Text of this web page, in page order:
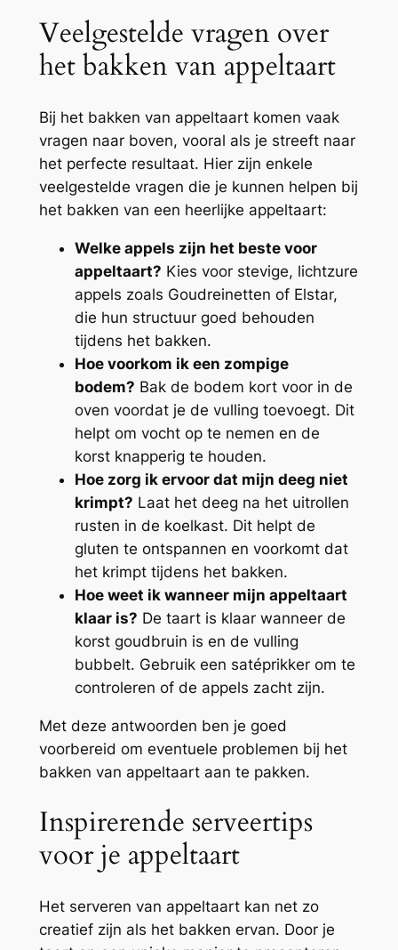
Veelgestelde vragen over
het bakken van appeltaart
Bij het bakken van appeltaart komen vaak
vragen naar boven, vooral als je streeft naar
het perfecte resultaat. Hier zijn enkele
veelgestelde vragen die je kunnen helpen bij
het bakken van een heerlijke appeltaart:
Welke appels zijn het beste voor
appeltaart? Kies voor stevige, lichtzure
appels zoals Goudreinetten of Elstar,
die hun structuur goed behouden
tijdens het bakken.
Hoe voorkom ik een zompige
bodem? Bak de bodem kort voor in de
oven voordat je de vulling toevoegt. Dit
helpt om vocht op te nemen en de
korst knapperig te houden.
Hoe zorg ik ervoor dat mijn deeg niet
krimpt? Laat het deeg na het uitrollen
rusten in de koelkast. Dit helpt de
gluten te ontspannen en voorkomt dat
het krimpt tijdens het bakken.
Hoe weet ik wanneer mijn appeltaart
klaar is? De taart is klaar wanneer de
korst goudbruin is en de vulling
bubbelt. Gebruik een satéprikker om te
controleren of de appels zacht zijn.
Met deze antwoorden ben je goed
voorbereid om eventuele problemen bij het
bakken van appeltaart aan te pakken.
Inspirerende serveertips
voor je appeltaart
Het serveren van appeltaart kan net zo
creatief zijn als het bakken ervan. Door je